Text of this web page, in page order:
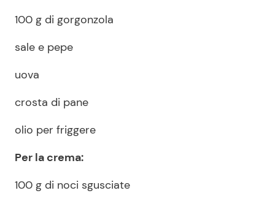
100 g di gorgonzola
sale e pepe
uova
crosta di pane
olio per friggere
Per la crema:
100 g di noci sgusciate